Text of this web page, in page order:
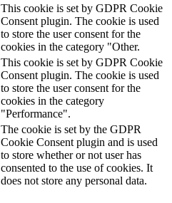
This cookie is set by GDPR Cookie
Consent plugin. The cookie is used
to store the user consent for the
cookies in the category "Other.
This cookie is set by GDPR Cookie
Consent plugin. The cookie is used
to store the user consent for the
cookies in the category
"Performance".
The cookie is set by the GDPR
Cookie Consent plugin and is used
to store whether or not user has
consented to the use of cookies. It
does not store any personal data.